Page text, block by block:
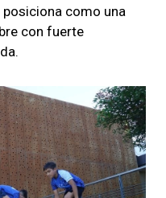
posiciona como una
con fuerte